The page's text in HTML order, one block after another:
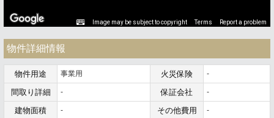
Image may be subject to copyright Terms Report a problem
物件詳細情報
物件用途 事業用 火災保険 -
間取り詳細 - 保証会社 -
建物面積 - その他費用 -